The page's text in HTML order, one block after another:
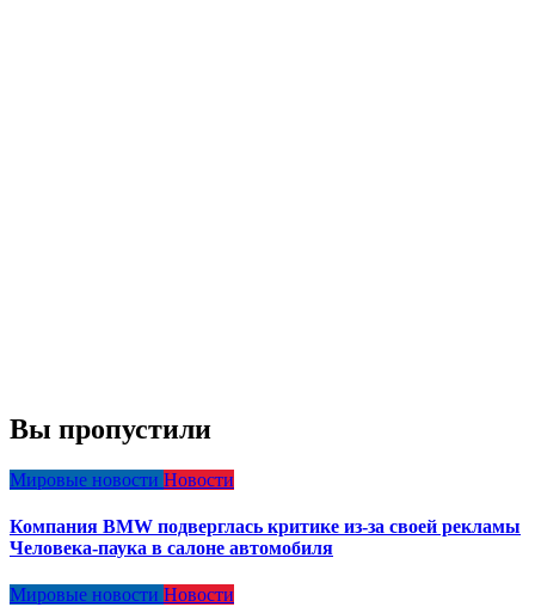
Вы пропустили
Мировые новости Новости
Компания BMW подверглась критике из-за своей рекламы
Человека-паука в салоне автомобиля
Мировые новости Новости